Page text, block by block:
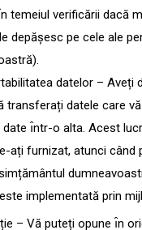
temeiul verificării dacă
depășesc pe cele ale
datelor – Aveți
transferați datele care
ı̂ntr-o alta. Acest
ați furnizat, atunci când
implementată prin
– Vă puteți opune ı̂n